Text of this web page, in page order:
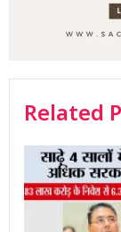
Related